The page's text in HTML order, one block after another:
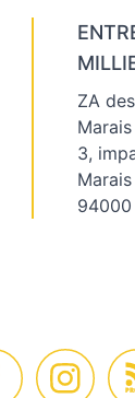
ZA
Marais
3,
Marais